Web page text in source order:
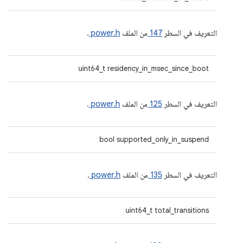
التعريف في السطر 147 من الملف power.h
.
uint64_t residency_in_msec_since_boot
التعريف في السطر 125 من الملف power.h
.
bool supported_only_in_suspend
التعريف في السطر 135 من الملف power.h
.
uint64_t total_transitions